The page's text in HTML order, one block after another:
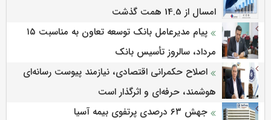
امسال از 14.5 همت گذشت
پیام مدیرعامل بانک توسعه تعاون به مناسبت ۱۵
مرداد، سالروز تأسیس بانک
اصلاح حکمرانی اقتصادی، نیازمند پیوست رسانه‌ای
هوشمند، حرفه‌ای و اثرگذار است
جهش ۶۳ درصدی پرتفوی بیمه آسیا